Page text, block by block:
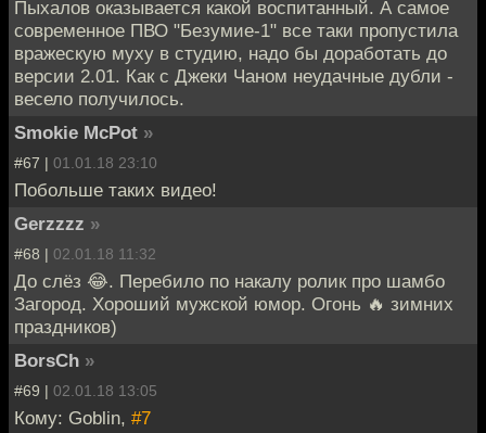
Пыхалов оказывается какой воспитанный. А самое
современное ПВО "Безумие-1" все таки пропустила
вражескую муху в студию, надо бы доработать до
версии 2.01. Как с Джеки Чаном неудачные дубли -
весело получилось.
Smokie McPot »
#67 | 01.01.18 23:10
Побольше таких видео!
Gerzzzz »
#68 | 02.01.18 11:32
До слёз 😂. Перебило по накалу ролик про шамбо
Загород. Хороший мужской юмор. Огонь 🔥 зимних
праздников)
BorsCh »
#69 | 02.01.18 13:05
Кому: Goblin, #7